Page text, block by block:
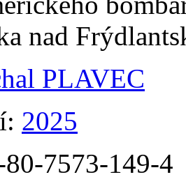
nad
PLAVEC
2025
80-7573-149-4